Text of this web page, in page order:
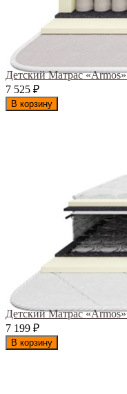
Детский Матрас
7 525 ₽
В корзину
Детский Матрас
7 199 ₽
В корзину